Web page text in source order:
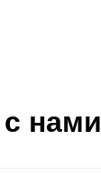
нами